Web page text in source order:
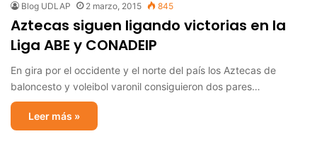
Blog UDLAP 2 marzo, 2015 845
Aztecas siguen ligando victorias en la
Liga ABE y CONADEIP
En gira por el occidente y el norte del país los Aztecas de
baloncesto y voleibol varonil consiguieron dos pares…
Leer más »